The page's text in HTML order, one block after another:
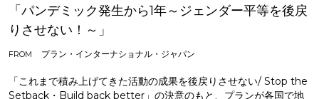
「パンデミック発生から1年～ジェンダー平等を後戻
りさせない！～」
FROM プラン・インターナショナル・ジャパン
「これまで積み上げてきた活動の成果を後戻りさせない/ Stop the
Setback・Build back better」の決意のもと、プランが各国で地